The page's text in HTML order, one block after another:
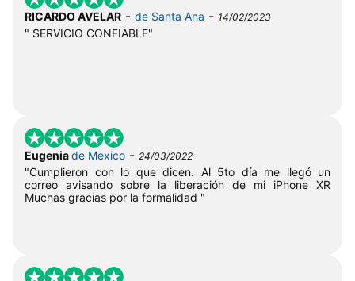
RICARDO AVELAR - de Santa Ana - 14/02/2023
" SERVICIO CONFIABLE"
Eugeniade Mexico - 24/03/2022
"Cumplieron con lo que dicen. Al 5to día me llegó un
correo avisando sobre la liberación de mi iPhone XR
Muchas gracias por la formalidad "